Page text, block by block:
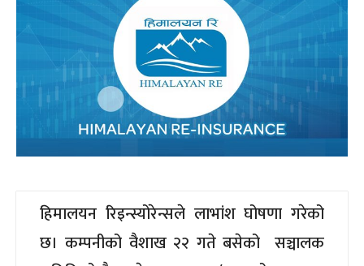
हिमालयन रिइन्स्योरेन्सले लाभांश घोषणा गरेको
छ। कम्पनीको वैशाख २२ गते बसेको सञ्चालक